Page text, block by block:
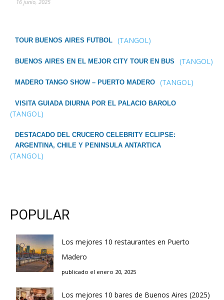
16 junio, 2025
TOUR BUENOS AIRES FUTBOL (TANGOL)
BUENOS AIRES EN EL MEJOR CITY TOUR EN BUS (TANGOL)
MADERO TANGO SHOW – PUERTO MADERO (TANGOL)
VISITA GUIADA DIURNA POR EL PALACIO BAROLO
(TANGOL)
DESTACADO DEL CRUCERO CELEBRITY ECLIPSE:
ARGENTINA, CHILE Y PENINSULA ANTARTICA
(TANGOL)
POPULAR
Los mejores 10 restaurantes en Puerto
Madero
publicado el enero 20, 2025
Los mejores 10 bares de Buenos Aires (2025)